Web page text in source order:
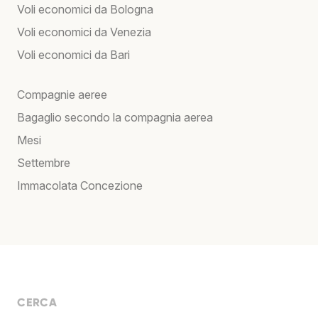
Voli economici da Bologna
Voli economici da Venezia
Voli economici da Bari
Compagnie aeree
Bagaglio secondo la compagnia aerea
Mesi
Settembre
Immacolata Concezione
CERCA